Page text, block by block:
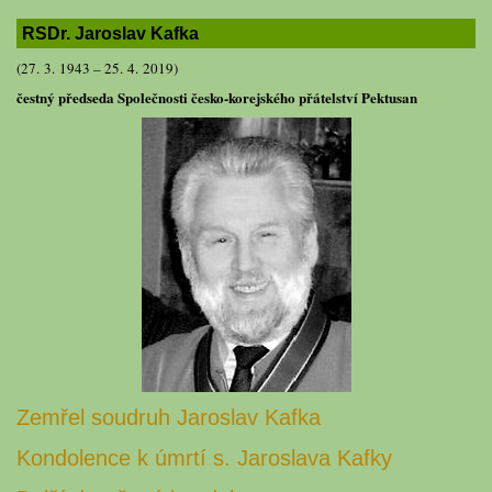
RSDr. Jaroslav Kafka
(27. 3. 1943 – 25. 4. 2019)
čestný předseda Společnosti česko-korejského přátelství Pektusan
Zemřel soudruh Jaroslav Kafka
Kondolence k úmrtí s. Jaroslava Kafky